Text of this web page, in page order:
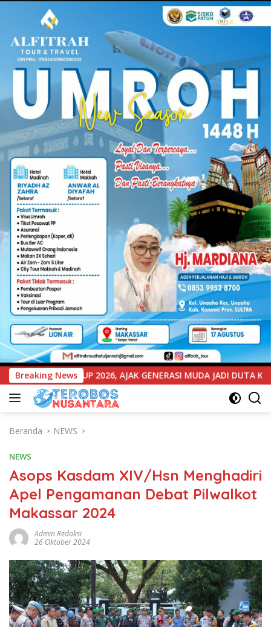
Breaking News
MUDA JADI DUTA KAMTIBMAS DAN AKTIF LAPORKAN
Beranda NEWS
NEWS
Asops Kasdam XIV/Hsn Menghadiri
Apel Pengamanan Debat Pilwalkot
Makassar 2024
Admin Redaksi
26 Oktober 2024